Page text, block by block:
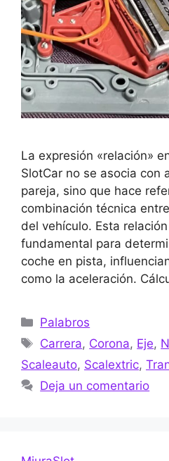
La expresión «relación»
SlotCar no se asocia con
pareja, sino que hace
combinación técnica
del vehículo. Esta
fundamental para
coche en pista,
como la aceleración.
Categorías
Palabros
Etiquetas
Carrera, Corona, Eje,
Scaleauto, Scalextric,
Deja un comentario